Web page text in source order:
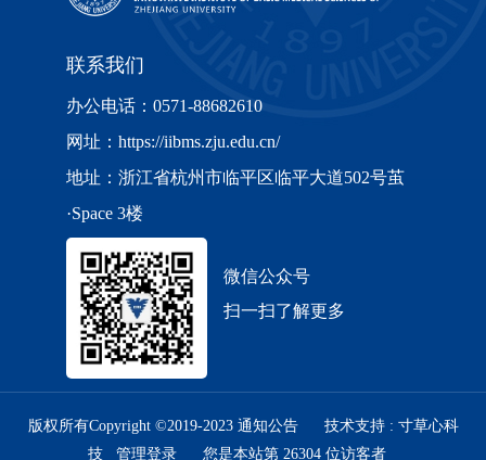
联系我们
办公电话：0571-88682610
网址：https://iibms.zju.edu.cn/
地址：浙江省杭州市临平区临平大道502号茧
·Space 3楼
微信公众号
扫一扫了解更多
版权所有Copyright ©2019-2023 通知公告 技术支持 : 寸草心科
技
管理登录 您是本站第 26304 位访客者